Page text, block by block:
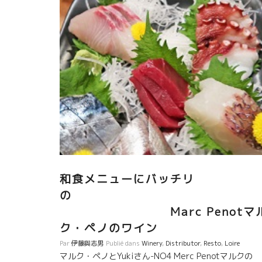
和食メニューにバッチリ
Marc Penotマ
ク・ペノのワイン
Par伊藤與志男 Publié dans Winery, Distributor, Resto, Loire
マルク・ペノとYukiさん-NO4 Merc Penotマルクの